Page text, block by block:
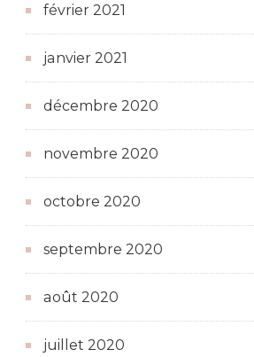
février 2021
janvier 2021
décembre 2020
novembre 2020
octobre 2020
septembre 2020
août 2020
juillet 2020